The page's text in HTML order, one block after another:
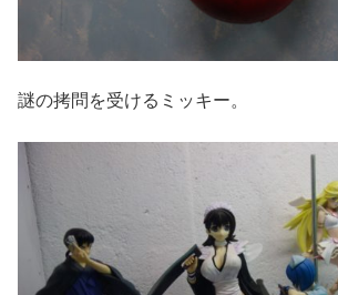
謎の拷問を受けるミッキー。